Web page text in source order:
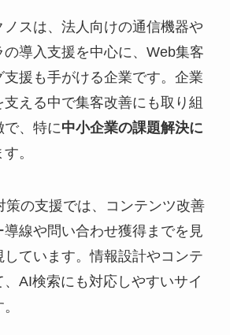
スは、法人向けの通信機器や
導入支援を中心に、Web集客
援も手がける企業です。企業
える中で集客改善にも取り組
で、特に中小企業の課題解決に
。
策の支援では、コンテンツ改善
線や問い合わせ獲得までを見
ています。情報設計やコンテ
AI検索にも対応しやすいサイ